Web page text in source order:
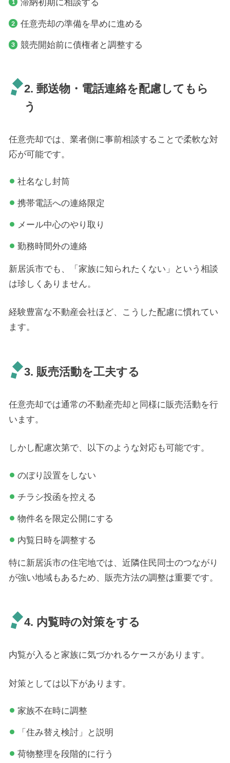
滞納初期に相談する
任意売却の準備を早めに進める
競売開始前に債権者と調整する
2. 郵送物・電話連絡を配慮してもら
う
任意売却では、業者側に事前相談することで柔軟な対
応が可能です。
社名なし封筒
携帯電話への連絡限定
メール中心のやり取り
勤務時間外の連絡
新居浜市でも、「家族に知られたくない」という相談
は珍しくありません。
経験豊富な不動産会社ほど、こうした配慮に慣れてい
ます。
3. 販売活動を工夫する
任意売却では通常の不動産売却と同様に販売活動を行
います。
しかし配慮次第で、以下のような対応も可能です。
のぼり設置をしない
チラシ投函を控える
物件名を限定公開にする
内覧日時を調整する
特に新居浜市の住宅地では、近隣住民同士のつながり
が強い地域もあるため、販売方法の調整は重要です。
4. 内覧時の対策をする
内覧が入ると家族に気づかれるケースがあります。
対策としては以下があります。
家族不在時に調整
「住み替え検討」と説明
荷物整理を段階的に行う